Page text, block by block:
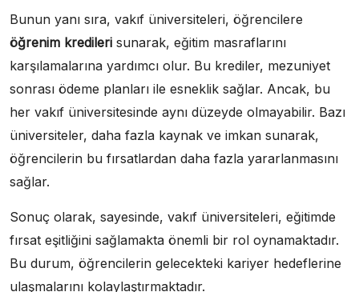
Bunun yanı sıra, vakıf üniversiteleri, öğrencilere
öğrenim kredileri sunarak, eğitim masraflarını
karşılamalarına yardımcı olur. Bu krediler, mezuniyet
sonrası ödeme planları ile esneklik sağlar. Ancak, bu
her vakıf üniversitesinde aynı düzeyde olmayabilir. Bazı
üniversiteler, daha fazla kaynak ve imkan sunarak,
öğrencilerin bu fırsatlardan daha fazla yararlanmasını
sağlar.
Sonuç olarak, sayesinde, vakıf üniversiteleri, eğitimde
fırsat eşitliğini sağlamakta önemli bir rol oynamaktadır.
Bu durum, öğrencilerin gelecekteki kariyer hedeflerine
ulaşmalarını kolaylaştırmaktadır.